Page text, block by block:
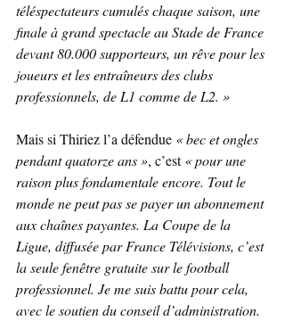
téléspectateurs cumulés chaque saison, une
finale à grand spectacle au Stade de France
devant 80.000 supporteurs, un rêve pour les
joueurs et les entraîneurs des clubs
professionnels, de L1 comme de L2. »
Mais si Thiriez l’a défendue « bec et ongles
pendant quatorze ans », c’est « pour une
raison plus fondamentale encore. Tout le
monde ne peut pas se payer un abonnement
aux chaînes payantes. La Coupe de la
Ligue, diffusée par France Télévisions, c’est
la seule fenêtre gratuite sur le football
professionnel. Je me suis battu pour cela,
avec le soutien du conseil d’administration.